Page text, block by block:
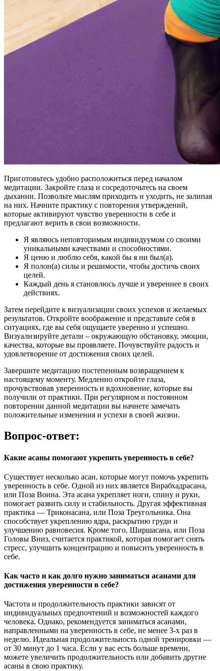
Приготовьтесь удобно расположиться перед началом
медитации. Закройте глаза и сосредоточьтесь на своем
дыхании. Позвольте мыслям приходить и уходить, не залипая
на них. Начните практику с повторения утверждений,
которые активируют чувство уверенности в себе и
предлагают верить в свои возможности.
Я являюсь неповторимым индивидуумом со своими
уникальными качествами и способностями.
Я ценю и люблю себя, какой бы я ни был(а).
Я полон(а) силы и решимости, чтобы достичь своих
целей.
Каждый день я становлюсь лучше и увереннее в своих
действиях.
Затем перейдите к визуализации своих успехов и желаемых
результатов. Откройте воображение и представьте себя в
ситуациях, где вы себя ощущаете уверенно и успешно.
Визуализируйте детали – окружающую обстановку, эмоции,
качества, которые вы проявляете. Почувствуйте радость и
удовлетворение от достижения своих целей.
Завершите медитацию постепенным возвращением к
настоящему моменту. Медленно откройте глаза,
прочувствовав уверенность и вдохновение, которые вы
получили от практики. При регулярном и постоянном
повторении данной медитации вы начнете замечать
положительные изменения и успехи в своей жизни.
Вопрос-ответ:
Какие асаны помогают укрепить уверенность в себе?
Существует несколько асан, которые могут помочь укрепить
уверенность в себе. Одной из них является Вирабхадрасана,
или Поза Воина. Эта асана укрепляет ноги, спину и руки,
помогает развить силу и стабильность. Другая эффективная
практика — Триконасана, или Поза Треугольника. Она
способствует укреплению ядра, раскрытию груди и
улучшению равновесия. Кроме того, Ширшасана, или Поза
Головы Вниз, считается практикой, которая помогает снять
стресс, улучшить концентрацию и повысить уверенность в
себе.
Как часто и как долго нужно заниматься асанами для
достижения уверенности в себе?
Частота и продолжительность практики зависят от
индивидуальных предпочтений и возможностей каждого
человека. Однако, рекомендуется заниматься асанами,
направленными на уверенность в себе, не менее 3-х раз в
неделю. Идеальная продолжительность одной тренировки —
от 30 минут до 1 часа. Если у вас есть больше времени,
можете увеличить продолжительность или добавить другие
асаны в свою практику.